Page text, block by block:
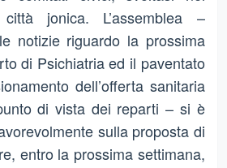
jonica. L’assemblea –
notizie riguardo la prossima
di Psichiatria ed il paventato
dell’offerta sanitaria
di vista dei reparti – si è
sulla proposta di
entro la prossima settimana,